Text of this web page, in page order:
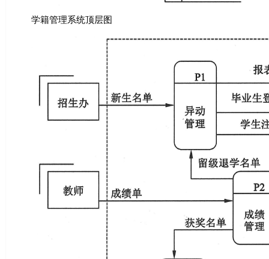
学籍管理系统顶层图